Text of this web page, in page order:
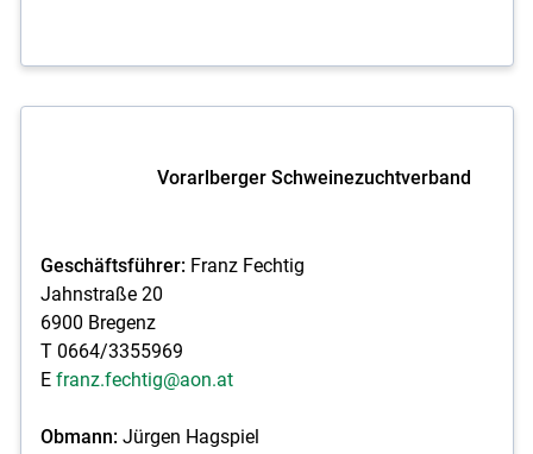
Vorarlberger Schweinezuchtverband
Geschäftsführer:Franz Fechtig
Jahnstraße 20
6900 Bregenz
T 0664/3355969
E franz.fechtig@aon.at
Obmann:Jürgen Hagspiel